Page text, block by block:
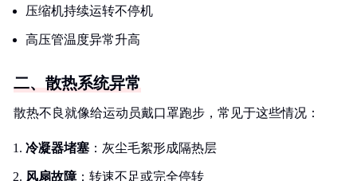
压缩机持续运转不停机
高压管温度异常升高
二、散热系统异常
散热不良就像给运动员戴口罩跑步，常见于这些情况：
冷凝器堵塞 ：灰尘毛絮形成隔热层
风扇故障：转速不足或完全停转